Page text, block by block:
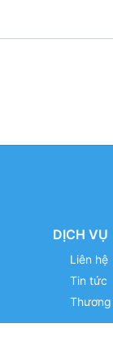
DỊCH VỤ
Liên hệ
Tin tức